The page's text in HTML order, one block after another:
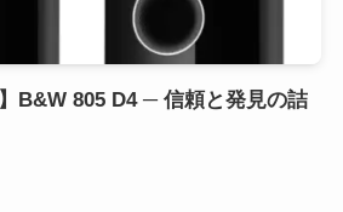
B&W 805 D4 ─ 信頼と発見の詰